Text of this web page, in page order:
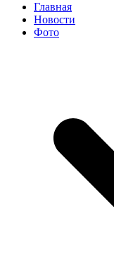
Главная
Новости
Фото